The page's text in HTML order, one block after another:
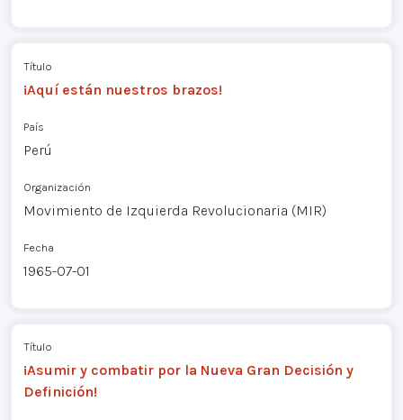
Título
¡Aquí están nuestros brazos!
País
Perú
Organización
Movimiento de Izquierda Revolucionaria (MIR)
Fecha
1965-07-01
Título
¡Asumir y combatir por la Nueva Gran Decisión y
Definición!